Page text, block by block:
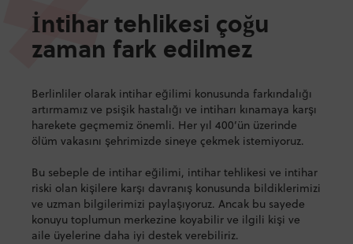
İntihar tehlikesi çoğu
zaman fark edilmez
Berlinliler olarak intihar eğilimi konusunda farkındalığı
artırmamız ve psişik hastalığı ve intiharı kınamaya karşı
harekete geçmemiz önemli. Her yıl 400’ün üzerinde
ölüm vakasını şehrimizde sineye çekmek istemiyoruz.
Bu sebeple de intihar eğilimi, intihar tehlikesi ve intihar
riski olan kişilere karşı davranış konusunda bildiklerimizi
ve uzman bilgilerimizi paylaşıyoruz. Ancak bu sayede
konuyu toplumun merkezine koyabilir ve ilgili kişi ve
aile üyelerine daha iyi destek verebiliriz.